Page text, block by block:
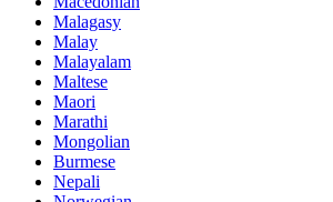
Malagasy
Malay
Malayalam
Maltese
Maori
Marathi
Mongolian
Burmese
Nepali